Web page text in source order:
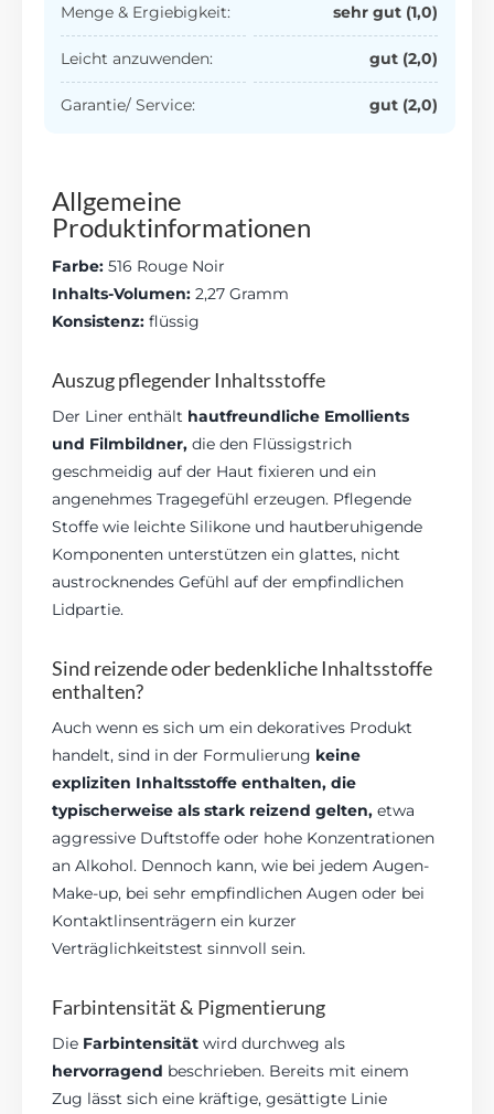
Menge & Ergiebigkeit: sehr gut (1,0)
Leicht anzuwenden: gut (2,0)
Garantie/ Service: gut (2,0)
Allgemeine
Produktinformationen
Farbe: 516 Rouge Noir
Inhalts-Volumen: 2,27 Gramm
Konsistenz: flüssig
Auszug pflegender Inhaltsstoffe
Der Liner enthält hautfreundliche Emollients
und Filmbildner, die den Flüssigstrich
geschmeidig auf der Haut fixieren und ein
angenehmes Tragegefühl erzeugen. Pflegende
Stoffe wie leichte Silikone und hautberuhigende
Komponenten unterstützen ein glattes, nicht
austrocknendes Gefühl auf der empfindlichen
Lidpartie.
Sind reizende oder bedenkliche Inhaltsstoffe
enthalten?
Auch wenn es sich um ein dekoratives Produkt
handelt, sind in der Formulierung keine
expliziten Inhaltsstoffe enthalten, die
typischerweise als stark reizend gelten, etwa
aggressive Duftstoffe oder hohe Konzentrationen
an Alkohol. Dennoch kann, wie bei jedem Augen-
Make-up, bei sehr empfindlichen Augen oder bei
Kontaktlinsenträgern ein kurzer
Verträglichkeitstest sinnvoll sein.
Farbintensität & Pigmentierung
Die Farbintensität wird durchweg als
hervorragend beschrieben. Bereits mit einem
Zug lässt sich eine kräftige, gesättigte Linie